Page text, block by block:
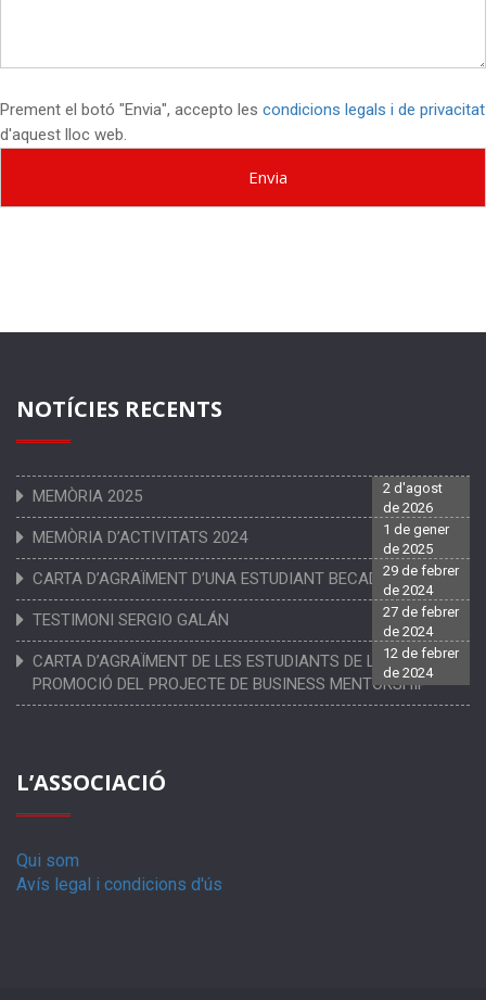
Prement el botó "Envia", accepto les condicions legals i de privacitat
d'aquest lloc web.
NOTÍCIES RECENTS
MEMÒRIA 2025
2 d'agost
de 2026
MEMÒRIA D’ACTIVITATS 2024
1 de gener
de 2025
CARTA D’AGRAÏMENT D’UNA ESTUDIANT BECADA29 de febrer
de 2024
TESTIMONI SERGIO GALÁN
27 de febrer
de 2024
CARTA D’AGRAÏMENT DE LES ESTUDIANTS DE LA PRIMERA
PROMOCIÓ DEL PROJECTE DE BUSINESS MENTORSHIP
12 de febrer
de 2024
L’ASSOCIACIÓ
Qui som
Avís legal i condicions d'ús